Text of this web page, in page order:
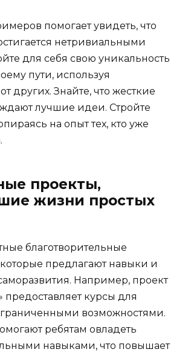
помогает увидеть, что
нетривиальными
для себя свою уникальность
пути, используя
других. Знайте, что жесткие
лучшие идеи. Стройте
на опыт тех, кто уже
проекты,
жизни простых
благотворительные
предлагают навыки и
Например, проект
предоставляет курсы для
возможностями.
ребятам овладеть
навыками, что повышает